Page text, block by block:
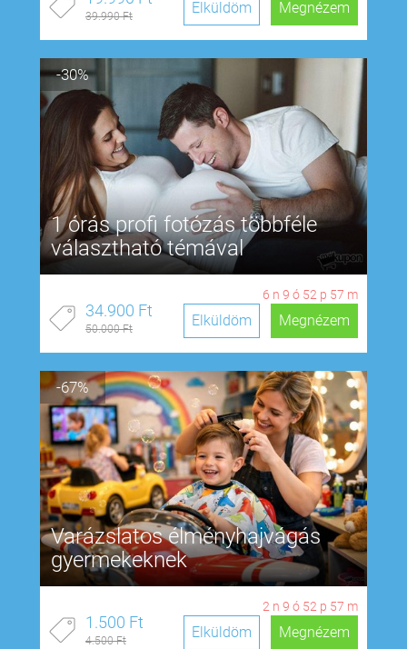
39.990 Ft Megnézem
Elküldöm
-30%
1 órás profi fotózás többféle
választható témával
6 n 9 ó 52 p 56 m
34.900 Ft
50.000 Ft Megnézem
Elküldöm
-67%
Varázslatos élményhajvágás
gyermekeknek
2 n 9 ó 52 p 56 m
1.500 Ft
4.500 Ft Megnézem
Elküldöm